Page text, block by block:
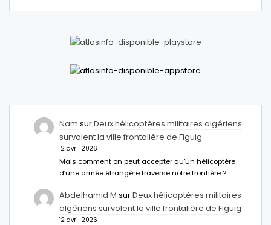
Nam surDeux hélicoptères militaires algériens
survolent la ville frontalière de Figuig
12 avril 2026
Mais comment on peut accepter qu’un hélicoptère
d’une armée étrangère traverse notre frontière ?
Abdelhamid M surDeux hélicoptères militaires
algériens survolent la ville frontalière de Figuig
12 avril 2026